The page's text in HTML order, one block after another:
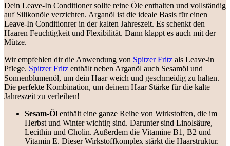
Dein Leave-In Conditioner sollte reine Öle enthalten und vollständig
auf Silikonöle verzichten. Arganöl ist die ideale Basis für einen
Leave-In Conditionrer in der kalten Jahreszeit. Es schenkt den
Haaren Feuchtigkeit und Flexibilität. Dann klappt es auch mit der
Mütze.
Wir empfehlen dir die Anwendung von Spitzer Fritz als Leave-in
Pflege. Spitzer Fritz enthält neben Arganöl auch Sesamöl und
Sonnenblumenöl, um dein Haar weich und geschmeidig zu halten.
Die perfekte Kombination, um deinem Haar Stärke für die kalte
Jahreszeit zu verleihen!
Sesam-Öl enthält eine ganze Reihe von Wirkstoffen, die im
Herbst und Winter wichtig sind. Darunter sind Linolsäure,
Lecithin und Cholin. Außerdem die Vitamine B1, B2 und
Vitamin E. Dieser Wirkstoffkomplex stärkt die Haarstruktur.